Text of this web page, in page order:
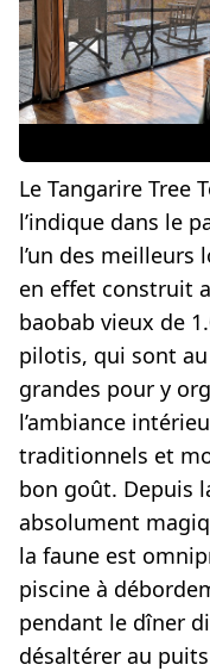
Le Tangarire Tree
l’indique dans le
l’un des meilleurs
en effet construit
baobab vieux de
pilotis, qui sont
grandes pour y
l’ambiance
traditionnels et
bon goût. Depuis
absolument
la faune est
piscine à
pendant le dîner
désaltérer au